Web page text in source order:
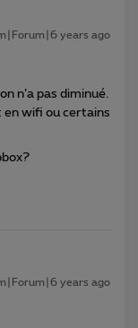
years ago
n’a pas diminué.
en wifi ou certains
years ago